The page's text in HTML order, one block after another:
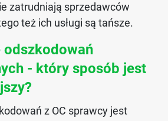
zatrudniają sprzedawców
też ich usługi są tańsze.
odszkodowań
- który sposób jest
z OC sprawcy jest